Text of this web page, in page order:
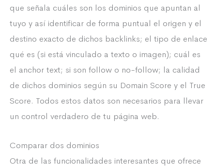
que señala cuáles son los dominios que apuntan al
tuyo y así identificar de forma puntual el origen y el
destino exacto de dichos backlinks; el tipo de enlace
qué es (si está vinculado a texto o imagen); cuál es
el anchor text; si son follow o no-follow; la calidad
de dichos dominios según su Domain Score y el True
Score. Todos estos datos son necesarios para llevar
un control verdadero de tu página web.
Comparar dos dominios
Otra de las funcionalidades interesantes que ofrece